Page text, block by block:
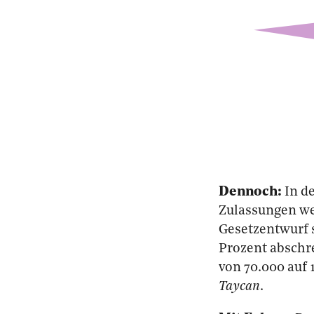
Dennoch: In
Zulassungen
Gesetzentwurf
Prozent
von 70.000 auf
Taycan.